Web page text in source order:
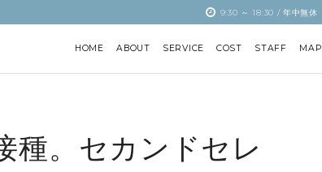
9:30 ～ 18:30 / 年中無休
HOME ABOUT SERVICE COST STAFF MAP
種。セカンドセレ